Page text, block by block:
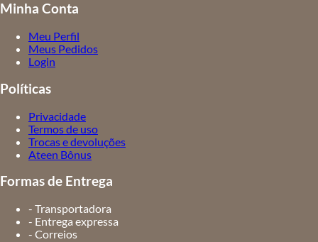
Minha Conta
Meu Perfil
Meus Pedidos
Login
Políticas
Privacidade
Termos de uso
Trocas e devoluções
Ateen Bônus
Formas de Entrega
- Transportadora
- Entrega expressa
- Correios